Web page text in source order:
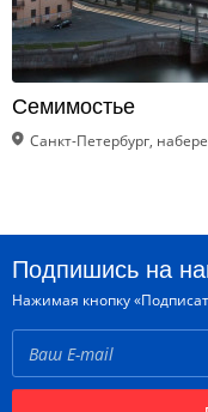
Семимостье
Санкт-Петербург,
Подпишись на
Нажимая кнопку